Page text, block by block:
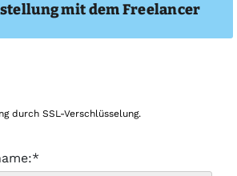
mit dem Freelancer
durch SSL-Verschlüsselung.